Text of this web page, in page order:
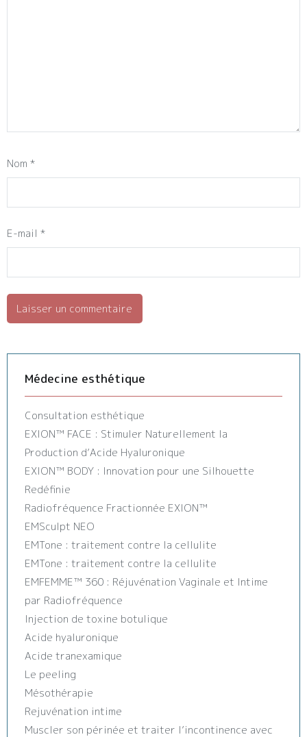
Nom *
E-mail *
Médecine esthétique
Consultation esthétique
EXION™️ FACE : Stimuler Naturellement la
Production d’Acide Hyaluronique
EXION™️ BODY : Innovation pour une Silhouette
Redéfinie
Radiofréquence Fractionnée EXION™️
EMSculpt NEO
EMTone : traitement contre la cellulite
EMTone : traitement contre la cellulite
EMFEMME™ 360 : Réjuvénation Vaginale et Intime
par Radiofréquence
Injection de toxine botulique
Acide hyaluronique
Acide tranexamique
Le peeling
Mésothérapie
Rejuvénation intime
Muscler son périnée et traiter l’incontinence avec